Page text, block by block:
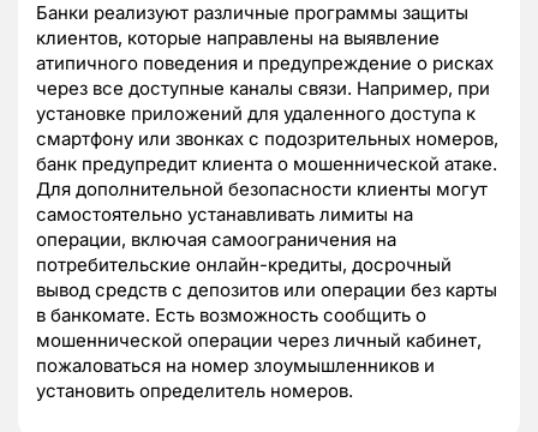
Банки реализуют различные программы защиты
клиентов, которые направлены на выявление
атипичного поведения и предупреждение о рисках
через все доступные каналы связи. Например, при
установке приложений для удаленного доступа к
смартфону или звонках с подозрительных номеров,
банк предупредит клиента о мошеннической атаке.
Для дополнительной безопасности клиенты могут
самостоятельно устанавливать лимиты на
операции, включая самоограничения на
потребительские онлайн-кредиты, досрочный
вывод средств с депозитов или операции без карты
в банкомате. Есть возможность сообщить о
мошеннической операции через личный кабинет,
пожаловаться на номер злоумышленников и
установить определитель номеров.